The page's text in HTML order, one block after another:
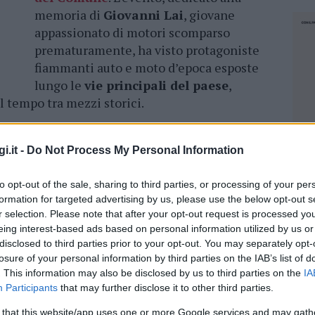
- Do Not Process My Personal Information
opt-out of the sale, sharing to third parties, or processing of your
for targeted advertising by us, please use the below opt-out
selection. Please note that after your opt-out request is processed
interest-based ads based on personal information utilized by us
to third parties prior to your opt-out. You may separately
of your personal information by third parties on the IAB’s list of
This information may also be disclosed by us to third parties on the
Participants that may further disclose it to other third parties.
that this website/app uses one or more Google services and may
memoria di Giovanni Lai, giovane
appassionato di motori scomparso
prematuramente, ha visto protagoniste
fiammanti auto e moto d’epoca esposte
lungo le vie principali del paese,
tempo tra mezzi storici.
dei commercianti locali, e la domenica
piazza Gallura, con pranzo convenzionato
consegnati riconoscimenti ai club
e il Circolo Gallurese di Olbia, e premi
Topolino del 1950, e al guidatore più
1945. L’appuntamento è già fissato per